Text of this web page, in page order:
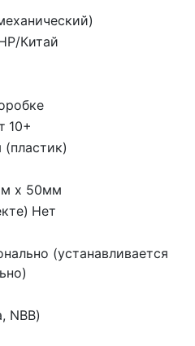
Китай
10+
х 50мм
Нет
(устанавливается
NBB)